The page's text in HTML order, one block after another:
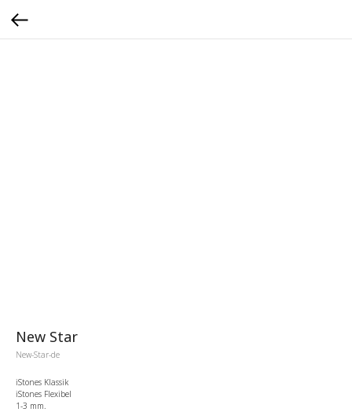
New Star
New-Star-de
iStones Klassik
iStones Flexibel
1-3 mm.